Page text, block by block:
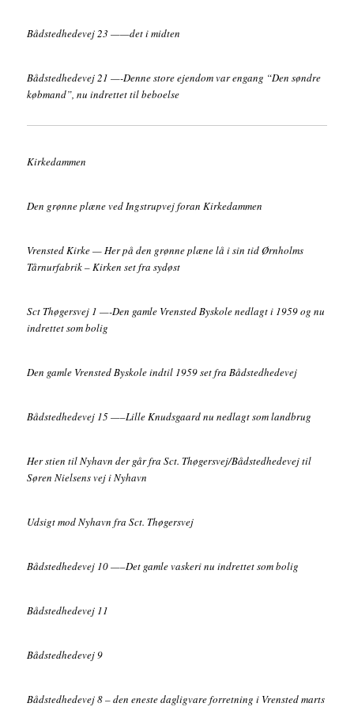
Bådstedhedevej 23 ——det i midten
Bådstedhedevej 21 —-Denne store ejendom var engang “Den søndre
købmand”, nu indrettet til beboelse
Kirkedammen
Den grønne plæne ved Ingstrupvej foran Kirkedammen
Vrensted Kirke — Her på den grønne plæne lå i sin tid Ørnholms
Tårnurfabrik – Kirken set fra sydøst
Sct Thøgersvej 1 —-Den gamle Vrensted Byskole nedlagt i 1959 og nu
indrettet som bolig
Den gamle Vrensted Byskole indtil 1959 set fra Bådstedhedevej
Bådstedhedevej 15 —–Lille Knudsgaard nu nedlagt som landbrug
Her stien til Nyhavn der går fra Sct. Thøgersvej/Bådstedhedevej til
Søren Nielsens vej i Nyhavn
Udsigt mod Nyhavn fra Sct. Thøgersvej
Bådstedhedevej 10 —–Det gamle vaskeri nu indrettet som bolig
Bådstedhedevej 11
Bådstedhedevej 9
Bådstedhedevej 8 – den eneste dagligvare forretning i Vrensted marts